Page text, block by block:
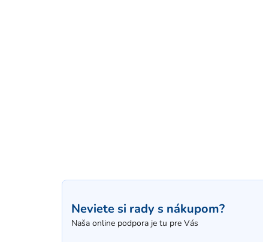
Neviete si rady s nákupom?
Naša online podpora je tu pre Vás